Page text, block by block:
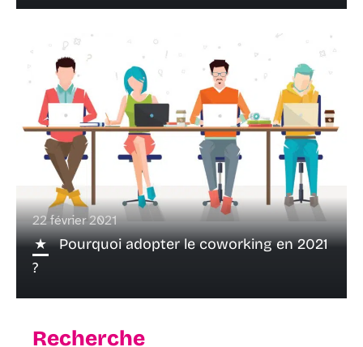
22 février 2021
Pourquoi adopter le coworking en 2021
?
Recherche